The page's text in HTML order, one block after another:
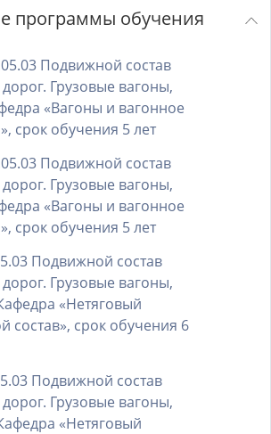
программы обучения
Подвижной состав
Грузовые вагоны,
«Вагоны и вагонное
срок обучения 5 лет
Подвижной состав
Грузовые вагоны,
«Вагоны и вагонное
срок обучения 5 лет
Подвижной состав
Грузовые вагоны,
«Нетяговый
состав», срок обучения 6
Подвижной состав
Грузовые вагоны,
«Нетяговый